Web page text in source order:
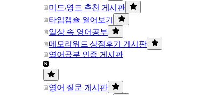
미드/영드 추천 게시판
타임캡슐 열어보기
일상 속 영어공부
메모리워드 상점후기 게시판
영어공부 인증 게시판
영어 질문 게시판